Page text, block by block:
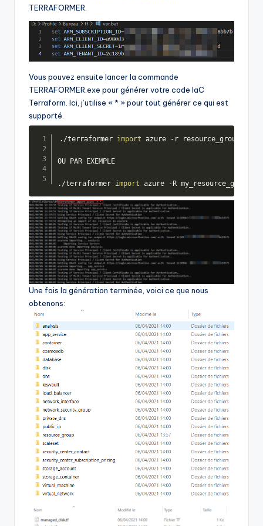
TERRAFORMER.
Vous pouvez ensuite lancer la commande
TERRAFORMER.exe pour générer votre code IaC
Terraform. Ici, j’utilise « * » pour tout générer ce qui est
supporté.
./terraformer import azure -r resource_group
OU PAR EXEMPLE
./terraformer import azure -R my_resource_group
Une fois la génération terminée, voici ce que nous
obtenons: